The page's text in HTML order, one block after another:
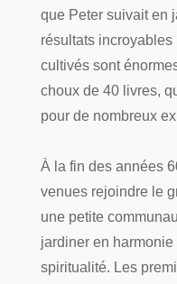
que Peter suivait en
résultats
cultivés sont
choux de 40 livres,
pour de nombreux
À la fin des années
venues rejoindre le
une petite
jardiner en
spiritualité. Les